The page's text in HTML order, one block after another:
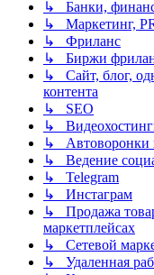
↳ Банки,
↳ Маркетинг,
↳ Фриланс
↳ Биржи
↳ Сайт, блог,
контента
↳ SEO
↳
↳ Автоворонки
↳ Ведение
↳ Telegram
↳ Инстаграм
↳ Продажа
маркетплейсах
↳ Сетевой
↳ Удаленная